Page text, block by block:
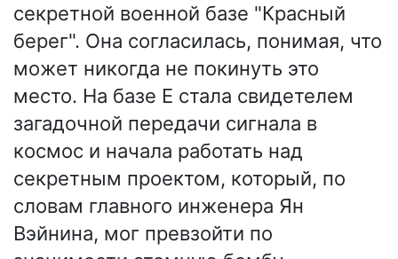
секретной военной базе "Красный
берег". Она согласилась, понимая, что
может никогда не покинуть это
место. На базе Е стала свидетелем
загадочной передачи сигнала в
космос и начала работать над
секретным проектом, который, по
словам главного инженера Ян
Вэйнина, мог превзойти по